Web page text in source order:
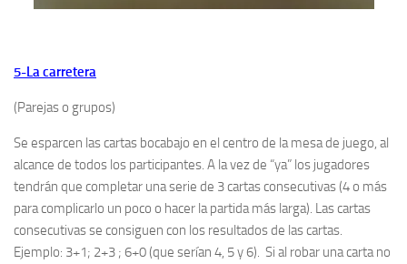
5-La carretera
(Parejas o grupos)
Se esparcen las cartas bocabajo en el centro de la mesa de juego, al
alcance de todos los participantes. A la vez de “ya” los jugadores
tendrán que completar una serie de 3 cartas consecutivas (4 o más
para complicarlo un poco o hacer la partida más larga). Las cartas
consecutivas se consiguen con los resultados de las cartas.
Ejemplo: 3+1; 2+3 ; 6+0 (que serían 4, 5 y 6). Si al robar una carta no